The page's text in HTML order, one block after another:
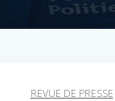
REVUE DE PRESSE